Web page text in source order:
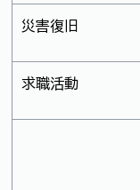
災害復旧
求職活動